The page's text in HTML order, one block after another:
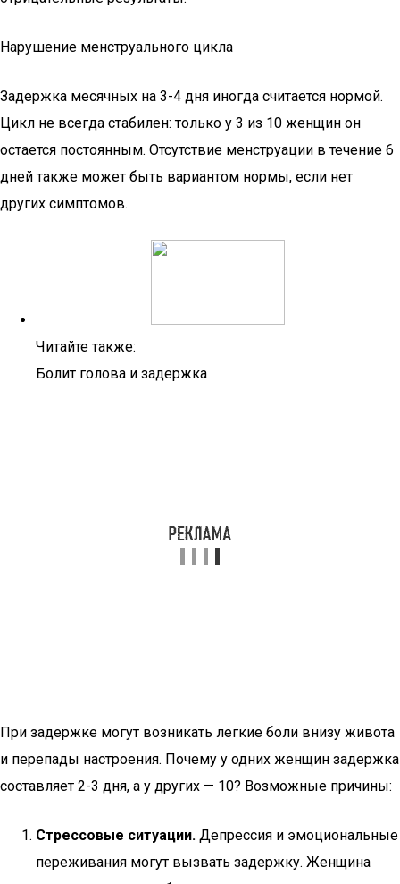
Нарушение менструального цикла
Задержка месячных на 3-4 дня иногда считается нормой.
Цикл не всегда стабилен: только у 3 из 10 женщин он
остается постоянным. Отсутствие менструации в течение 6
дней также может быть вариантом нормы, если нет
других симптомов.
Читайте также:
Болит голова и задержка
При задержке могут возникать легкие боли внизу живота
и перепады настроения. Почему у одних женщин задержка
составляет 2-3 дня, а у других — 10? Возможные причины:
Стрессовые ситуации. Депрессия и эмоциональные
переживания могут вызвать задержку. Женщина